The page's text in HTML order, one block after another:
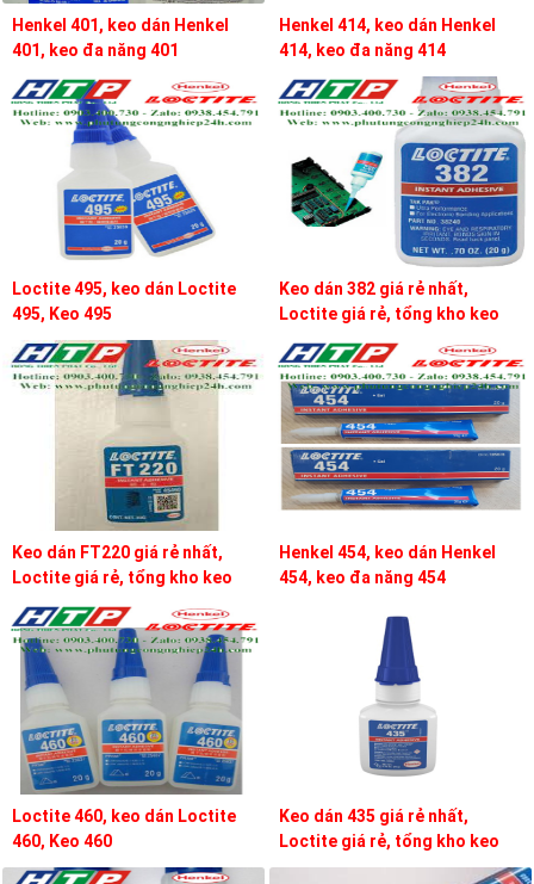
Henkel 401, keo dán Henkel
401, keo đa năng 401
Henkel 414, keo dán Henkel
414, keo đa năng 414
Loctite 495, keo dán Loctite
495, Keo 495
Keo dán 382 giá rẻ nhất,
Loctite giá rẻ, tổng kho keo
loctite
Keo dán FT220 giá rẻ nhất,
Loctite giá rẻ, tổng kho keo
loctite
Henkel 454, keo dán Henkel
454, keo đa năng 454
Loctite 460, keo dán Loctite
460, Keo 460
Keo dán 435 giá rẻ nhất,
Loctite giá rẻ, tổng kho keo
loctite